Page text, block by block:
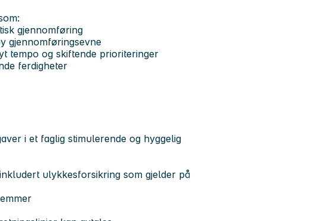
gjennomføring
gjennomføringsevne
tempo og skiftende prioriteringer
ferdigheter
i et faglig stimulerende og hyggelig
ulykkesforsikring som gjelder på